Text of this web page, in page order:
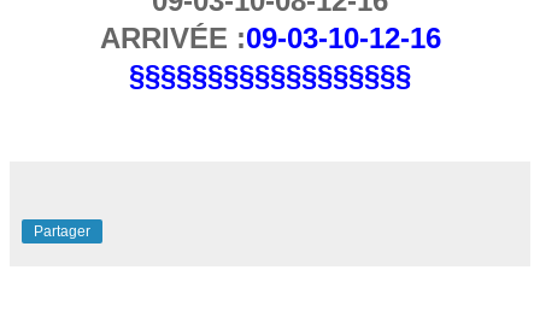
ARRIVÉE :09-03-10-12-16
§§§§§§§§§§§§§§§§§§
Partager